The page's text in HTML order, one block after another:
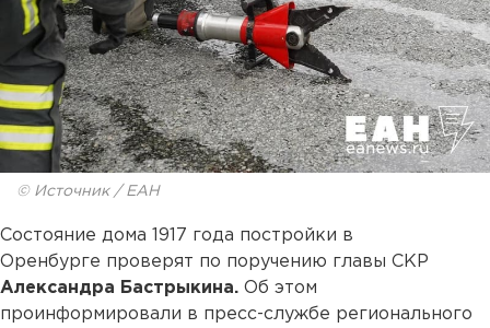
© Источник / ЕАН
Состояние дома 1917 года постройки в
Оренбурге проверят по поручению главы СКР
Александра Бастрыкина. Об этом
проинформировали в пресс-службе регионального